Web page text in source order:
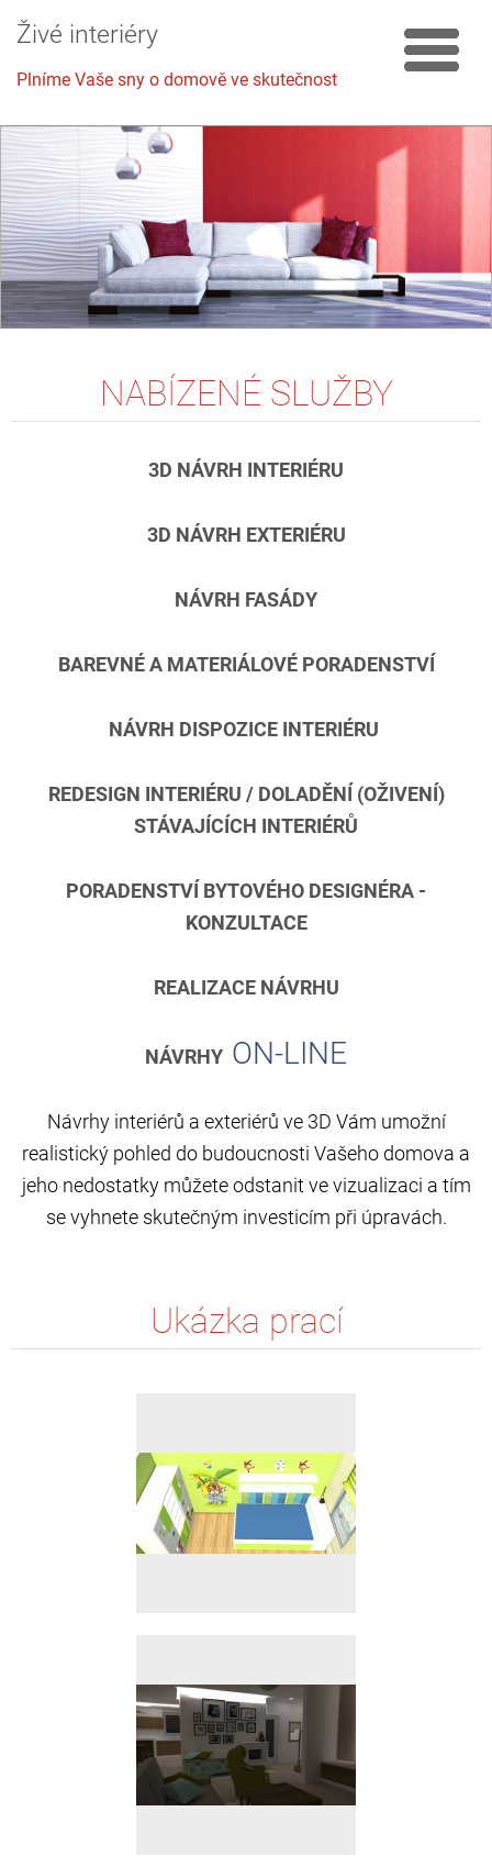
Živé interiéry
Plníme Vaše sny o domově ve skutečnost
NABÍZENÉ SLUŽBY
3D NÁVRH INTERIÉRU
3D NÁVRH EXTERIÉRU
NÁVRH FASÁDY
BAREVNÉ A MATERIÁLOVÉ PORADENSTVÍ
NÁVRH DISPOZICE INTERIÉRU
REDESIGN INTERIÉRU / DOLADĚNÍ (OŽIVENÍ)
STÁVAJÍCÍCH INTERIÉRŮ
PORADENSTVÍ BYTOVÉHO DESIGNÉRA -
KONZULTACE
REALIZACE NÁVRHU
NÁVRHY ON-LINE
Návrhy interiérů a exteriérů ve 3D Vám umožní
realistický pohled do budoucnosti Vašeho domova a
jeho nedostatky můžete odstanit ve vizualizaci a tím
se vyhnete skutečným investicím při úpravách.
Ukázka prací